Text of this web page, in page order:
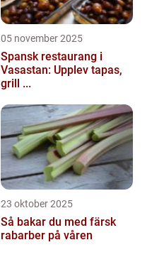
05 november 2025
Spansk restaurang i
Vasastan: Upplev tapas,
grill ...
23 oktober 2025
Så bakar du med färsk
rabarber på våren